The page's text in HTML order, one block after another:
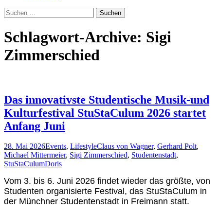
Suchen
nach:
Schlagwort-Archive: Sigi
Zimmerschied
Das innovativste Studentische Musik-und
Kulturfestival StuStaCulum 2026 startet
Anfang Juni
28. Mai 2026Events, LifestyleClaus von Wagner, Gerhard Polt,
Michael Mittermeier, Sigi Zimmerschied, Studentenstadt,
StuStaCulumDoris
Vom 3. bis 6. Juni 2026 findet wieder das größte, von
Studenten organisierte Festival, das StuStaCulum in
der Münchner Studentenstadt in Freimann statt.